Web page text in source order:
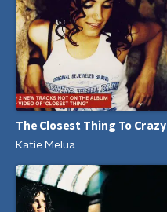
The Closest Thing To Crazy
Katie Melua